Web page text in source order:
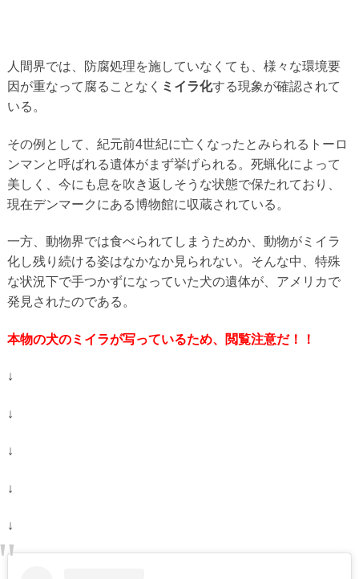
人間界では、防腐処理を施していなくても、様々な環境要
因が重なって腐ることなく ミイラ化する現象が確認されて
いる。
その例として、紀元前4世紀に亡くなったとみられるトーロ
ンマンと呼ばれる遺体がまず挙げられる。死蝋化によって
美しく、今にも息を吹き返しそうな状態で保たれており、
現在デンマークにある博物館に収蔵されている。
一方、動物界では食べられてしまうためか、動物がミイラ
化し残り続ける姿はなかなか見られない。そんな中、特殊
な状況下で手つかずになっていた犬の遺体が、アメリカで
発見されたのである。
本物の犬のミイラが写っているため、閲覧注意だ！！
↓
↓
↓
↓
↓